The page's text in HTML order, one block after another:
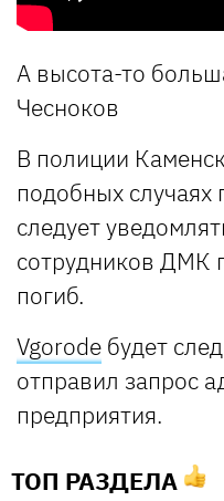
А высота-то
Чесноков
В полиции
подобных случаях
следует
сотрудников ДМК
погиб.
Vgorode будет
отправил запрос
предприятия.
ТОП РАЗДЕЛА